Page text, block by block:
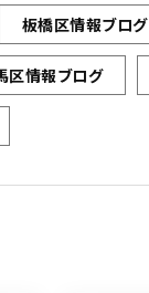
板橋区情報ブログ
区情報ブログ